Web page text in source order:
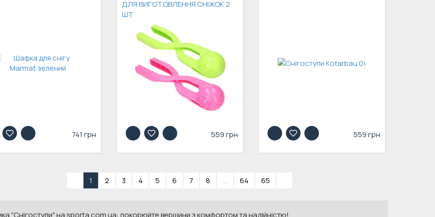
741 грн
ДЛЯ ВИГОТОВЛЕННЯ СНІЖОК 2
ШТ
559 грн 559 грн
1 2 3 4 5 6 7 8 ... 64 65
"Снігоступи" на sporta.com.ua: покорюйте вершини з комфортом та надійністю!